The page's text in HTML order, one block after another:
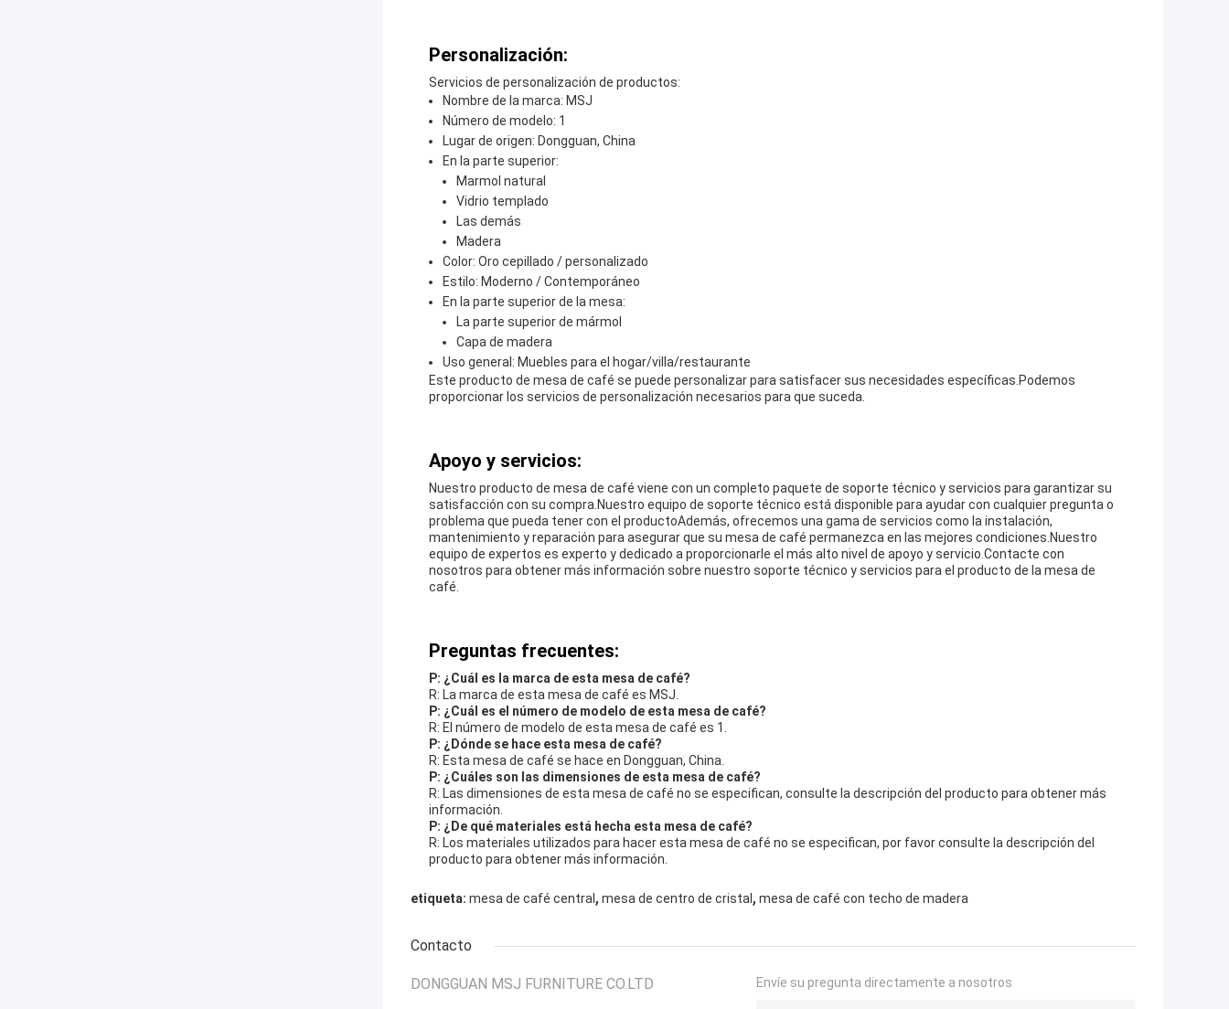
Personalización:
Servicios de personalización de productos:
Nombre de la marca: MSJ
Número de modelo: 1
Lugar de origen: Dongguan, China
En la parte superior:
Marmol natural
Vidrio templado
Las demás
Madera
Color: Oro cepillado / personalizado
Estilo: Moderno / Contemporáneo
En la parte superior de la mesa:
La parte superior de mármol
Capa de madera
Uso general: Muebles para el hogar/villa/restaurante
Este producto de mesa de café se puede personalizar para satisfacer sus necesidades específicas.Podemos
proporcionar los servicios de personalización necesarios para que suceda.
Apoyo y servicios:
Nuestro producto de mesa de café viene con un completo paquete de soporte técnico y servicios para garantizar su
satisfacción con su compra.Nuestro equipo de soporte técnico está disponible para ayudar con cualquier pregunta o
problema que pueda tener con el productoAdemás, ofrecemos una gama de servicios como la instalación,
mantenimiento y reparación para asegurar que su mesa de café permanezca en las mejores condiciones.Nuestro
equipo de expertos es experto y dedicado a proporcionarle el más alto nivel de apoyo y servicio.Contacte con
nosotros para obtener más información sobre nuestro soporte técnico y servicios para el producto de la mesa de
café.
Preguntas frecuentes:
P: ¿Cuál es la marca de esta mesa de café?
R: La marca de esta mesa de café es MSJ.
P: ¿Cuál es el número de modelo de esta mesa de café?
R: El número de modelo de esta mesa de café es 1.
P: ¿Dónde se hace esta mesa de café?
R: Esta mesa de café se hace en Dongguan, China.
P: ¿Cuáles son las dimensiones de esta mesa de café?
R: Las dimensiones de esta mesa de café no se especifican, consulte la descripción del producto para obtener más
información.
P: ¿De qué materiales está hecha esta mesa de café?
R: Los materiales utilizados para hacer esta mesa de café no se especifican, por favor consulte la descripción del
producto para obtener más información.
etiqueta: mesa de café central , mesa de centro de cristal , mesa de café con techo de madera
Contacto
DONGGUAN MSJ FURNITURE CO.LTD Envíe su pregunta directamente a nosotros